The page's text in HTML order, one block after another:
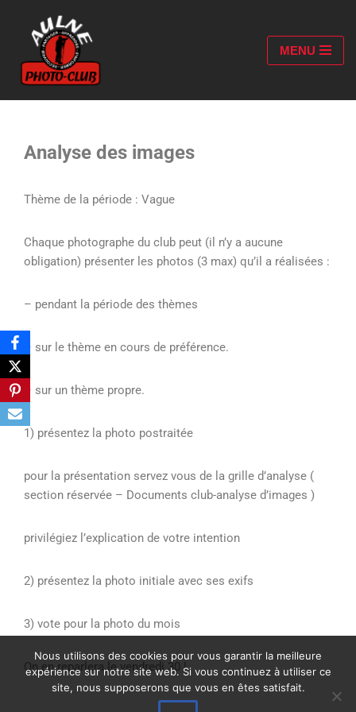
Aller
au
contenu
MENU
Analyse des images
Thème de la période : Vague
Chaque photographe du club peut (il n’y a aucune
obligation) présenter les photos (3 max) qu’il a réalisées :
– pendant la période des thèmes
– sur le thème en cours de préférence.
– sur un thème propre.
1) présentez la photo postraitée
pour la présentation servez vous de la grille d’analyse (
section réservée – Documents club-analyse d’images )
privilégiez l’explication de votre intention
2) présentez la photo initiale avec ses exifs
3) vote pour la photo du mois
On en reparlera le vendredi 30 !
Nous utilisons des cookies pour vous garantir la meilleure
expérience sur notre site web. Si vous continuez à utiliser ce
site, nous supposerons que vous en êtes satisfait.